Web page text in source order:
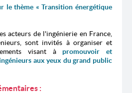
le thème « Transition énergétique
acteurs de l'ingénierie en France,
sont invités à organiser et
visant à promouvoir et
aux yeux du grand public
: